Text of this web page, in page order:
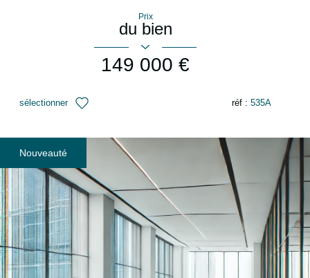
Prix
du bien
149 000 €
sélectionner réf : 535A
Nouveauté